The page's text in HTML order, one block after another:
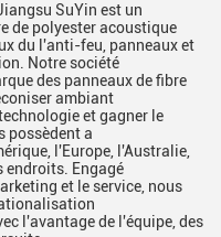
SuYin est un
de polyester acoustique
du l'anti-feu, panneaux et
Notre société
des panneaux de fibre
ambiant
et gagner le
possèdent a
l'Europe, l'Australie,
endroits. Engagé
et le service, nous
l'avantage de l'équipe, des